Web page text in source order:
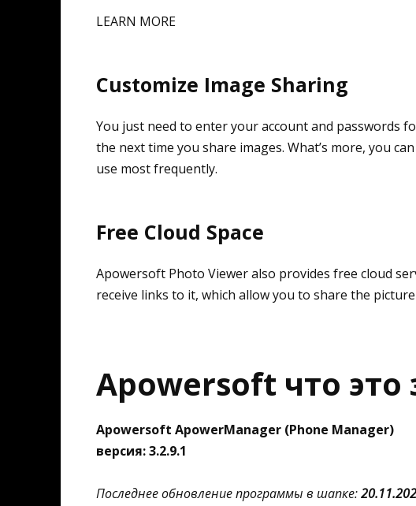
LEARN MORE
Customize Image Sharing
You just need to enter your account and passwords
the next time you share images. What’s more, you
use most frequently.
Free Cloud Space
Apowersoft Photo Viewer also provides free cloud
receive links to it, which allow you to share the
Apowersoft что
Apowersoft ApowerManager (Phone Manager)
версия: 3.2.9.1
Последнее обновление программы в шапке: